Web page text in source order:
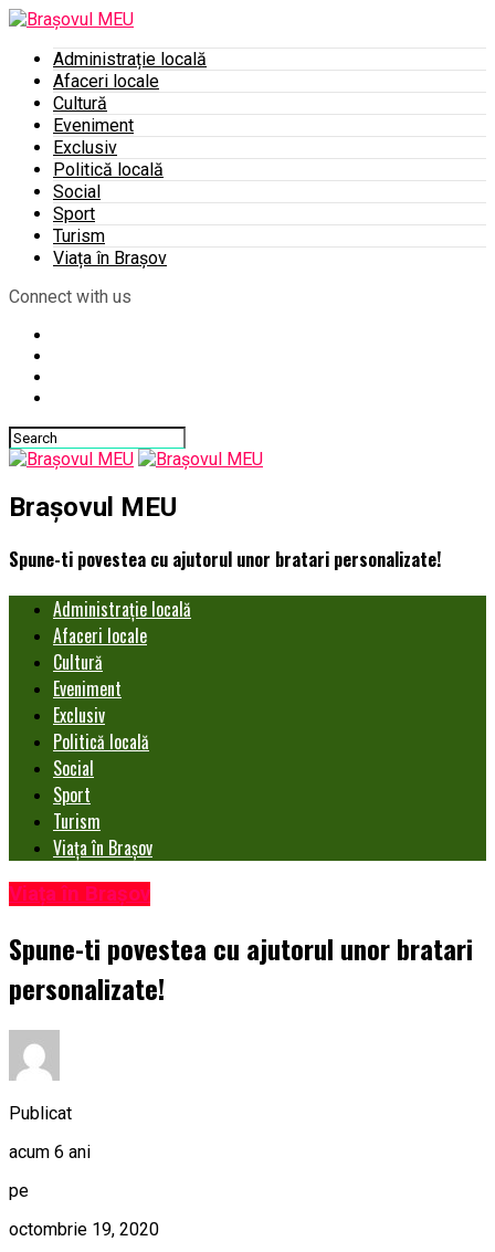
Administrație locală
Afaceri locale
Cultură
Eveniment
Exclusiv
Politică locală
Social
Sport
Turism
Viața în Brașov
Connect with us
Brașovul MEU
Spune-ti povestea cu ajutorul unor bratari personalizate!
Administrație locală
Afaceri locale
Cultură
Eveniment
Exclusiv
Politică locală
Social
Sport
Turism
Viața în Brașov
Viața în Brașov
Spune-ti povestea cu ajutorul unor bratari
personalizate!
Publicat
acum 6 ani
pe
octombrie 19, 2020